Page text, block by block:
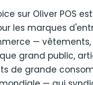
sur Oliver POS
les marques
—
grand public,
de grande